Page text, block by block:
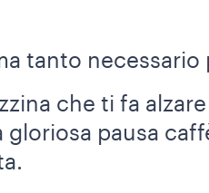
tanto necessario
che ti fa
gloriosa pausa